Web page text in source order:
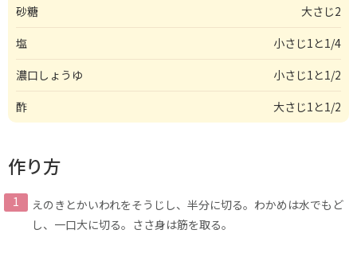
砂糖
大さじ2
塩
小さじ1と1/4
濃口しょうゆ
小さじ1と1/2
酢
大さじ1と1/2
作り方
えのきとかいわれをそうじし、半分に切る。わかめは水でもど
し、一口大に切る。ささ身は筋を取る。